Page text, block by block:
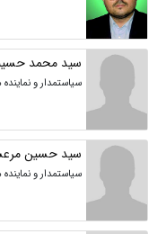
سید محمد
سیاستمدار و
سید حسین
سیاستمدار و